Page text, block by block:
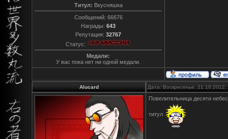
Титул: Вкусняшка
Сообщений: 66676
Награды: 643
Репутация: 32767
Статус:
Медали:
У вас пока нет ни одной медали.
Alucard Дата: Воскресенье,
Повелительница десяти
титул